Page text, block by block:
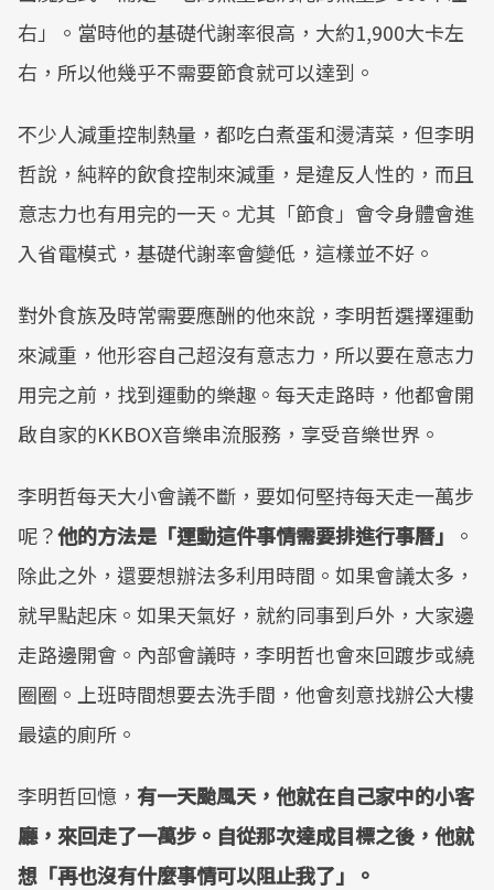
右」。當時他的基礎代謝率很高，大約1,900大卡左
右，所以他幾乎不需要節食就可以達到。
不少人減重控制熱量，都吃白煮蛋和燙清菜，但李明
哲說，純粹的飲食控制來減重，是違反人性的，而且
意志力也有用完的一天。尤其「節食」會令身體會進
入省電模式，基礎代謝率會變低，這樣並不好。
對外食族及時常需要應酬的他來說，李明哲選擇運動
來減重，他形容自己超沒有意志力，所以要在意志力
用完之前，找到運動的樂趣。每天走路時，他都會開
啟自家的KKBOX音樂串流服務，享受音樂世界。
李明哲每天大小會議不斷，要如何堅持每天走一萬步
呢？他的方法是「運動這件事情需要排進行事曆」
。
除此之外，還要想辦法多利用時間。如果會議太多，
就早點起床。如果天氣好，就約同事到戶外，大家邊
走路邊開會。內部會議時，李明哲也會來回踱步或繞
圈圈。上班時間想要去洗手間，他會刻意找辦公大樓
最遠的廁所。
李明哲回憶， 有一天颱風天，他就在自己家中的小客
廳，來回走了一萬步。自從那次達成目標之後，他就
想「再也沒有什麼事情可以阻止我了」。